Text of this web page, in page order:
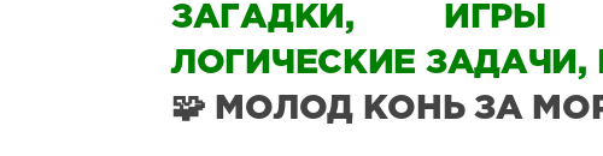
ЗАГАДКИ, ИГРЫ
ЛОГИЧЕСКИЕ ЗАДАЧИ,
🧩 МОЛОД КОНЬ ЗА